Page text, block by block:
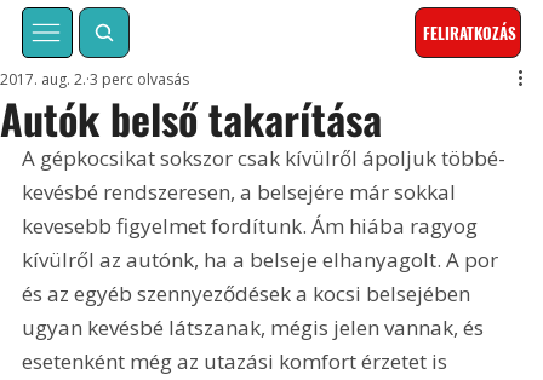
FELIRATKOZÁS
Autók belső takarítása
2017. aug. 2. 3 perc olvasás
A gépkocsikat sokszor csak kívülről ápoljuk többé-
kevésbé rendszeresen, a belsejére már sokkal
kevesebb figyelmet fordítunk. Ám hiába ragyog
kívülről az autónk, ha a belseje elhanyagolt. A por
és az egyéb szennyeződések a kocsi belsejében
ugyan kevésbé látszanak, mégis jelen vannak, és
esetenként még az utazási komfort érzetet is